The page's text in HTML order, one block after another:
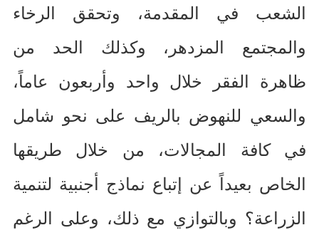
الشعب في المقدمة، وتحقق الرخاء
والمجتمع المزدهر، وكذلك الحد من
ظاهرة الفقر خلال واحد وأربعون عاماً،
والسعي للنهوض بالريف على نحو شامل
في كافة المجالات، من خلال طريقها
الخاص بعيداً عن إتباع نماذج أجنبية لتنمية
الزراعة؟ وبالتوازي مع ذلك، وعلى الرغم